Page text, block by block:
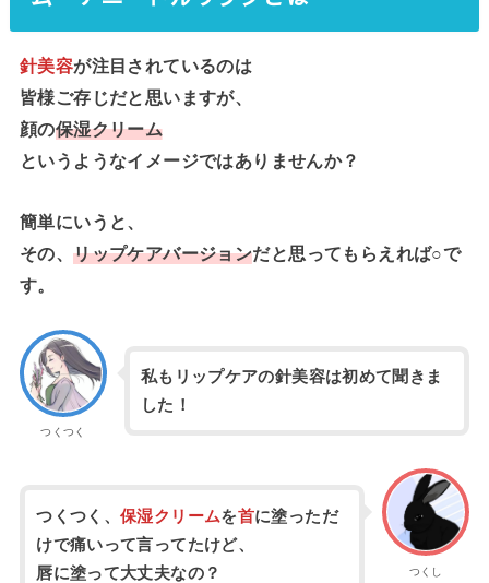
針美容が注目されているのは
皆様ご存じだと思いますが、
顔の保湿クリーム
というようなイメージではありませんか？
簡単にいうと、
その、リップケアバージョンだと思ってもらえれば○で
す。
つくつく
私もリップケアの針美容は初めて聞きま
した！
つくし
つくつく、保湿クリームを首に塗っただ
けで痛いって言ってたけど、
唇に塗って大丈夫なの？